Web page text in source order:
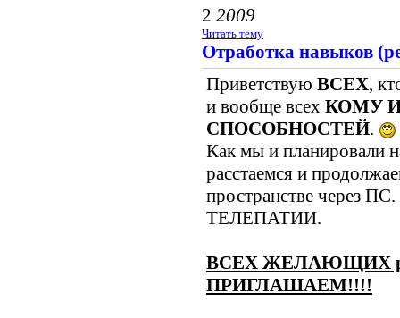
2 2009
Читать тему
Отработка навыков
Приветствую ВСЕХ,
и вообще всех КОМУ
СПОСОБНОСТЕЙ.
Как мы и планировали
расстаемся и
пространстве через
ТЕЛЕПАТИИ.
ВСЕХ ЖЕЛАЮЩИХ
ПРИГЛАШАЕМ!!!!